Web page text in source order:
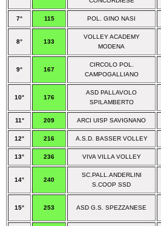
7° 115 POL. GINO NASI
8° 133
VOLLEY ACADEMY
MODENA
9° 167
CIRCOLO POL.
CAMPOGALLIANO
10° 176
ASD PALLAVOLO
SPILAMBERTO
11° 209 ARCI UISP SAVIGNANO
12° 216 A.S.D. BASSER VOLLEY
13° 236 VIVA VILLA VOLLEY
14° 240
SC.PALL.ANDERLINI
S.COOP SSD
15° 253 ASD G.S. SPEZZANESE